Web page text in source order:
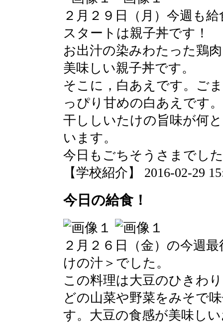
２月２９日（月）今週も
スタートは親子丼です！
お出汁の染みわたった鶏
美味しい親子丼です。
そこに，白あえです。ご
っぴり甘めの白あえです。
干ししいたけの旨味が何
います。
今日もごちそうさまでし
【学校紹介】 2016-02-29
今日の給食！
２月２６日（金）の今週
けの汁＞でした。
この料理は大豆のひきわ
どの山菜や野菜をみそで
す。大豆の食感が美味し